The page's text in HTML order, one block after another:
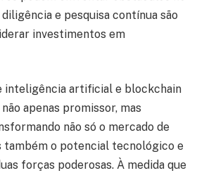
e pesquisa contínua são
investimentos em
inteligência artificial e blockchain
apenas promissor, mas
não só o mercado de
também o potencial tecnológico e
forças poderosas. À medida que